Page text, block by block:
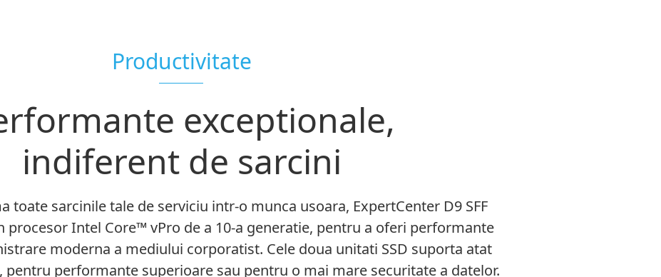
Productivitate
exceptionale,
indiferent de sarcini
toate sarcinile tale de serviciu intr-o munca usoara, ExpertCenter D9 SFF
procesor Intel Core™ vPro de a 10-a generatie, pentru a oferi performante
moderna a mediului corporatist. Cele doua unitati SSD suporta atat
pentru performante superioare sau pentru o mai mare securitate a datelor.